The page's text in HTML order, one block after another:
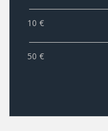
10 €
50 €